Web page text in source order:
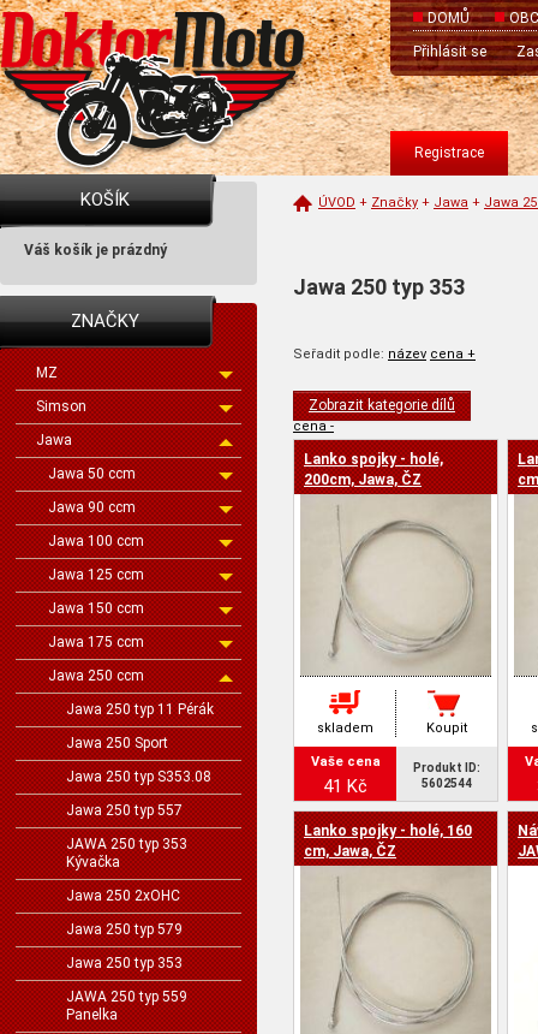
DOMŮ
Přihlásit se
Registrace
KOŠÍK
Váš košík je prázdný
ZNAČKY
MZ
Simson
Jawa
Jawa 50 ccm
Jawa 90 ccm
Jawa 100 ccm
Jawa 125 ccm
Jawa 150 ccm
Jawa 175 ccm
Jawa 250 ccm
Jawa 250 typ 11 Pérák
Jawa 250 Sport
Jawa 250 typ S353.08
Jawa 250 typ 557
JAWA 250 typ 353
Kývačka
Jawa 250 2xOHC
Jawa 250 typ 579
Jawa 250 typ 353
JAWA 250 typ 559
Panelka
ÚVOD + Značky + Jawa + Jawa
Jawa 250 typ 353
Seřadit podle: název cena +
cena -
Zobrazit kategorie dílů
Lanko spojky - holé,
200cm, Jawa, ČZ
skladem Koupit
Vaše cena
41 Kč
Produkt ID:
5602544
Lanko spojky - holé, 160
cm, Jawa, ČZ